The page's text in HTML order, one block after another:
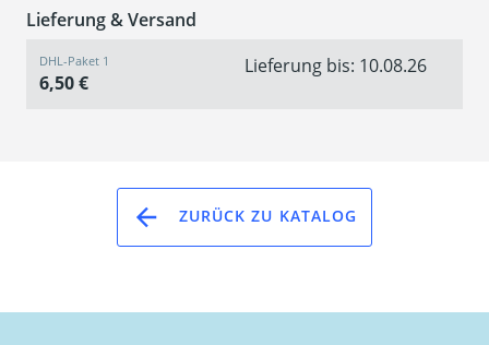
Lieferung & Versand
DHL-Paket 1
6,50 €
Lieferung bis: 10.08.26
ZURÜCK ZU KATALOG